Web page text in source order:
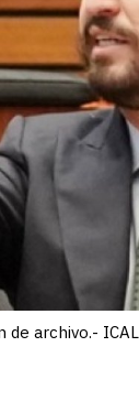
de archivo.- ICAL